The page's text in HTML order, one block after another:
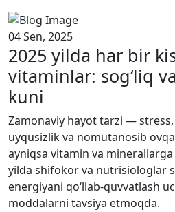
04 Sen, 2025
2025 yilda har bir
vitaminlar: sog‘liq
kuni
Zamonaviy hayot tarzi —
uyqusizlik va nomutanosib
ayniqsa vitamin va
yilda shifokor va nutrisiologlar
energiyani qo‘llab-quvvatlash
moddalarni tavsiya etmoqda.